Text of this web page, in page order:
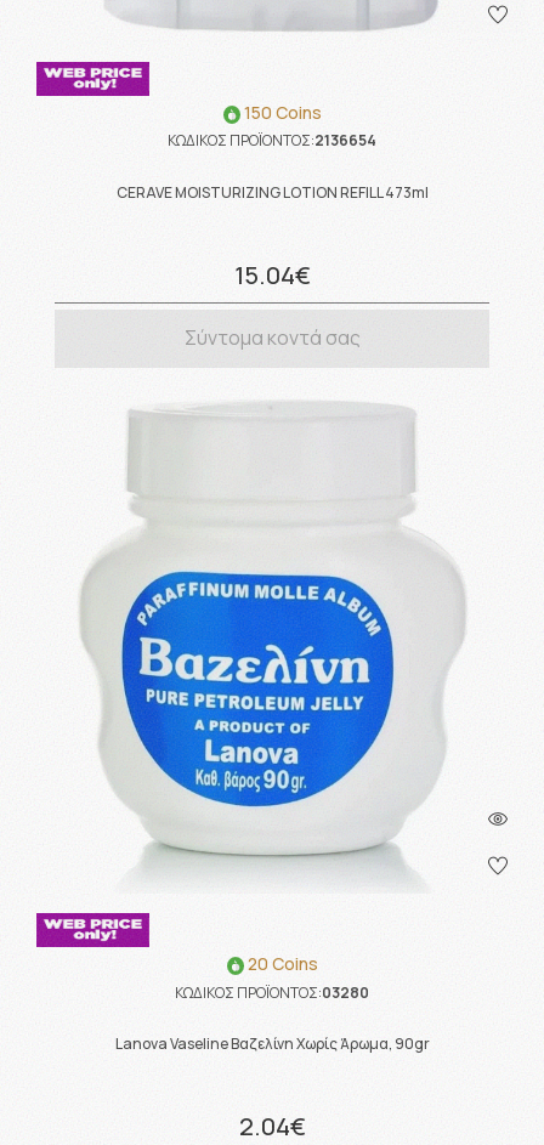
150 Coins
ΚΩΔΙΚΟΣ ΠΡΟΪΟΝΤΟΣ:2136654
CERAVE MOISTURIZING LOTION REFILL 473ml
15.04€
Σύντομα κοντά σας
20 Coins
ΚΩΔΙΚΟΣ ΠΡΟΪΟΝΤΟΣ:03280
Lanova Vaseline Βαζελίνη Χωρίς Άρωμα, 90gr
2.04€